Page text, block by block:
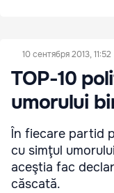
10 сентября 2013, 11:52
TOP-10
umorului
În fiecare partid
cu simţul
aceştia fac
căscată.